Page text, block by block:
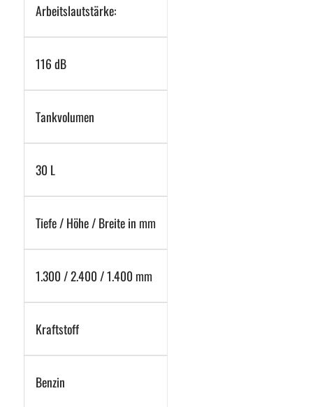
Arbeitslautstärke:
116 dB
Tankvolumen
30 L
Tiefe / Höhe / Breite in mm
1.300 / 2.400 / 1.400 mm
Kraftstoff
Benzin